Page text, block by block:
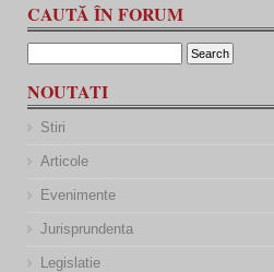
CAUTĂ ÎN FORUM
NOUTATI
Stiri
Articole
Evenimente
Jurisprundenta
Legislatie